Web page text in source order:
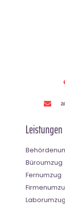
Leistungen
Büroumzug
Fernumzug
Laborumzug